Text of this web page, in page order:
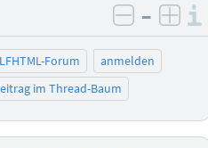
negativ
–
Forum
anmelden
im Thread-Baum